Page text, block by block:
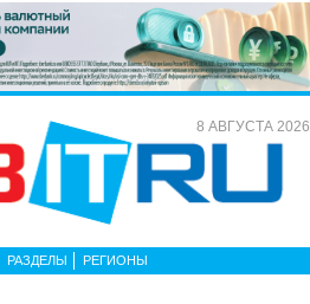
8 АВГУСТА 2026
РАЗДЕЛЫ РЕГИОНЫ